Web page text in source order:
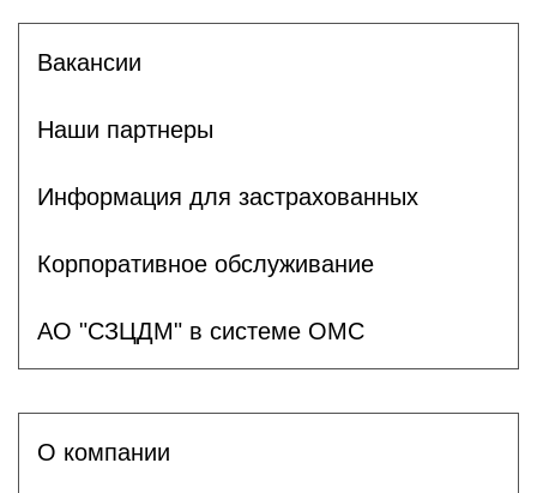
Вакансии
Наши партнеры
Информация для застрахованных
Корпоративное обслуживание
АО "СЗЦДМ" в системе ОМС
О компании